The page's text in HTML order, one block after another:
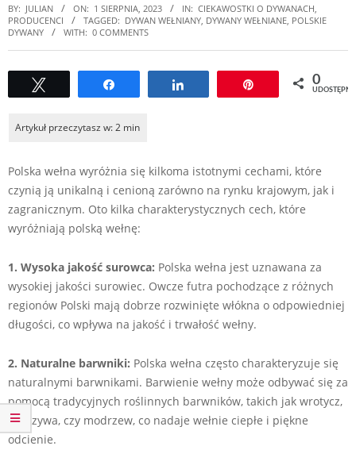
BY: JULIAN ON: 1 SIERPNIA, 2023 IN: CIEKAWOSTKI O DYWANACH
PRODUCENCI
TAGGED: DYWAN WEŁNIANY DYWANY WEŁNIANE POLSKIE
DYWANY
WITH: 0 COMMENTS
Udostępnij Udostępnij Przypnij 0
Polska wełna wyróżnia się kilkoma istotnymi cechami, które
czynią ją unikalną i cenioną zarówno na rynku krajowym, jak i
zagranicznym. Oto kilka charakterystycznych cech, które
wyróżniają polską wełnę:
1. Wysoka jakość surowca: Polska wełna jest uznawana za
wysokiej jakości surowiec. Owcze futra pochodzące z różnych
regionów Polski mają dobrze rozwinięte włókna o odpowiedniej
długości, co wpływa na jakość i trwałość wełny.
2. Naturalne barwniki: Polska wełna często charakteryzuje się
naturalnymi barwnikami. Barwienie wełny może odbywać się za
pomocą tradycyjnych roślinnych barwników, takich jak wrotycz,
pokrzywa, czy modrzew, co nadaje wełnie ciepłe i piękne
odcienie.